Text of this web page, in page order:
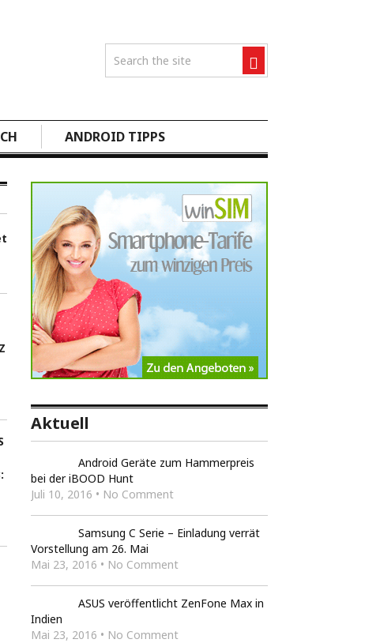
ANDROID TIPPS
Aktuell
Android Geräte zum Hammerpreis
bei der iBOOD Hunt
Juli 10, 2016 • No Comment
Samsung C Serie – Einladung verrät
Vorstellung am 26. Mai
Mai 23, 2016 • No Comment
ASUS veröffentlicht ZenFone Max in
Indien
Mai 23, 2016 • No Comment